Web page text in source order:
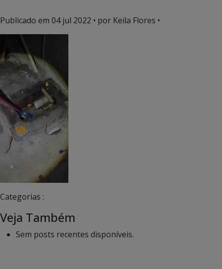
Publicado em 04 jul 2022 • por Keila Flores •
Categorias :
Veja Também
Sem posts recentes disponíveis.